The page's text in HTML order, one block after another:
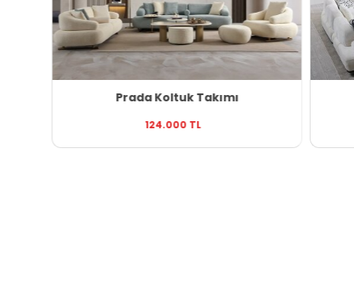
Prada Koltuk Takımı
124.000 TL